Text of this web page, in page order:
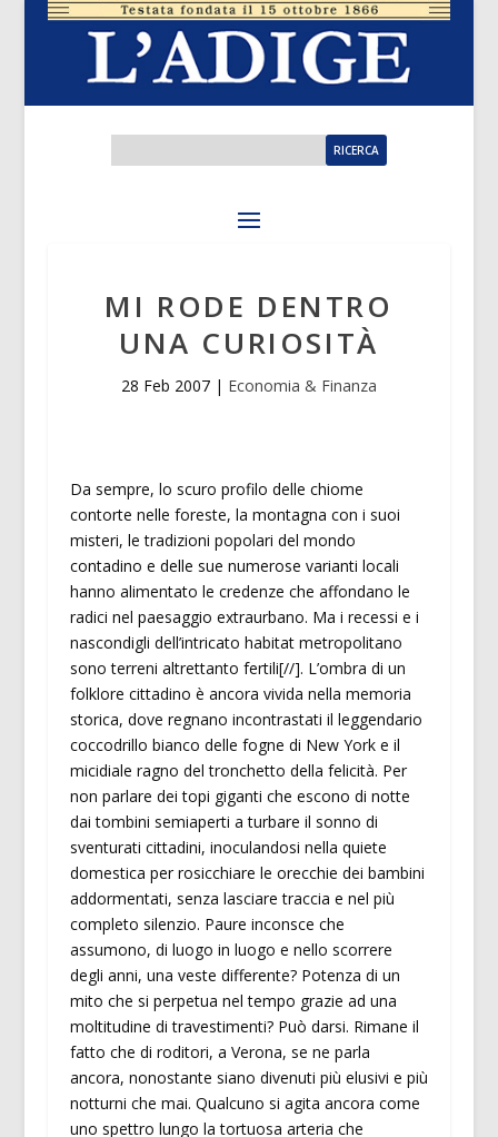
MI RODE DENTRO
UNA CURIOSITÀ
28 Feb 2007| Economia & Finanza
Da sempre, lo scuro profilo delle chiome
contorte nelle foreste, la montagna con i suoi
misteri, le tradizioni popolari del mondo
contadino e delle sue numerose varianti locali
hanno alimentato le credenze che affondano le
radici nel paesaggio extraurbano. Ma i recessi e i
nascondigli dell’intricato habitat metropolitano
sono terreni altrettanto fertili[//]. L’ombra di un
folklore cittadino è ancora vivida nella memoria
storica, dove regnano incontrastati il leggendario
coccodrillo bianco delle fogne di New York e il
micidiale ragno del tronchetto della felicità. Per
non parlare dei topi giganti che escono di notte
dai tombini semiaperti a turbare il sonno di
sventurati cittadini, inoculandosi nella quiete
domestica per rosicchiare le orecchie dei bambini
addormentati, senza lasciare traccia e nel più
completo silenzio. Paure inconsce che
assumono, di luogo in luogo e nello scorrere
degli anni, una veste differente? Potenza di un
mito che si perpetua nel tempo grazie ad una
moltitudine di travestimenti? Può darsi. Rimane il
fatto che di roditori, a Verona, se ne parla
ancora, nonostante siano divenuti più elusivi e più
notturni che mai. Qualcuno si agita ancora come
uno spettro lungo la tortuosa arteria che